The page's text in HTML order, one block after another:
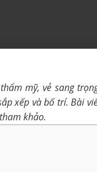
mỹ, vẻ sang
xếp và bố trí. Bài
khảo.